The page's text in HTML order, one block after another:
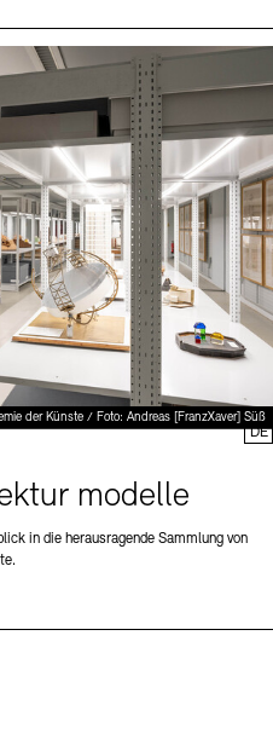
der Künste / Foto: Andreas [FranzXaver] Süß
modelle
in die herausragende Sammlung von
DE